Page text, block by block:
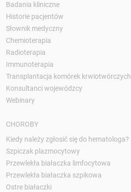
Badania kliniczne
Historie pacjentów
Słownik medyczny
Chemioterapia
Radioterapia
Immunoterapia
Transplantacja komórek krwiotwórczych
Konsultanci wojewódzcy
Webinary
CHOROBY
Kiedy należy zgłosić się do hematologa?
Szpiczak plazmocytowy
Przewlekła białaczka limfocytowa
Przewlekła białaczka szpikowa
Ostre białaczki